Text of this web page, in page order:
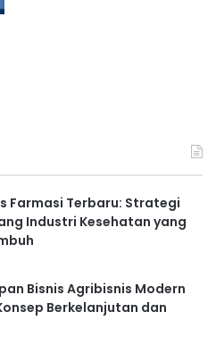
Farmasi Terbaru: Strategi
Industri Kesehatan yang
Bisnis Agribisnis Modern
Berkelanjutan dan